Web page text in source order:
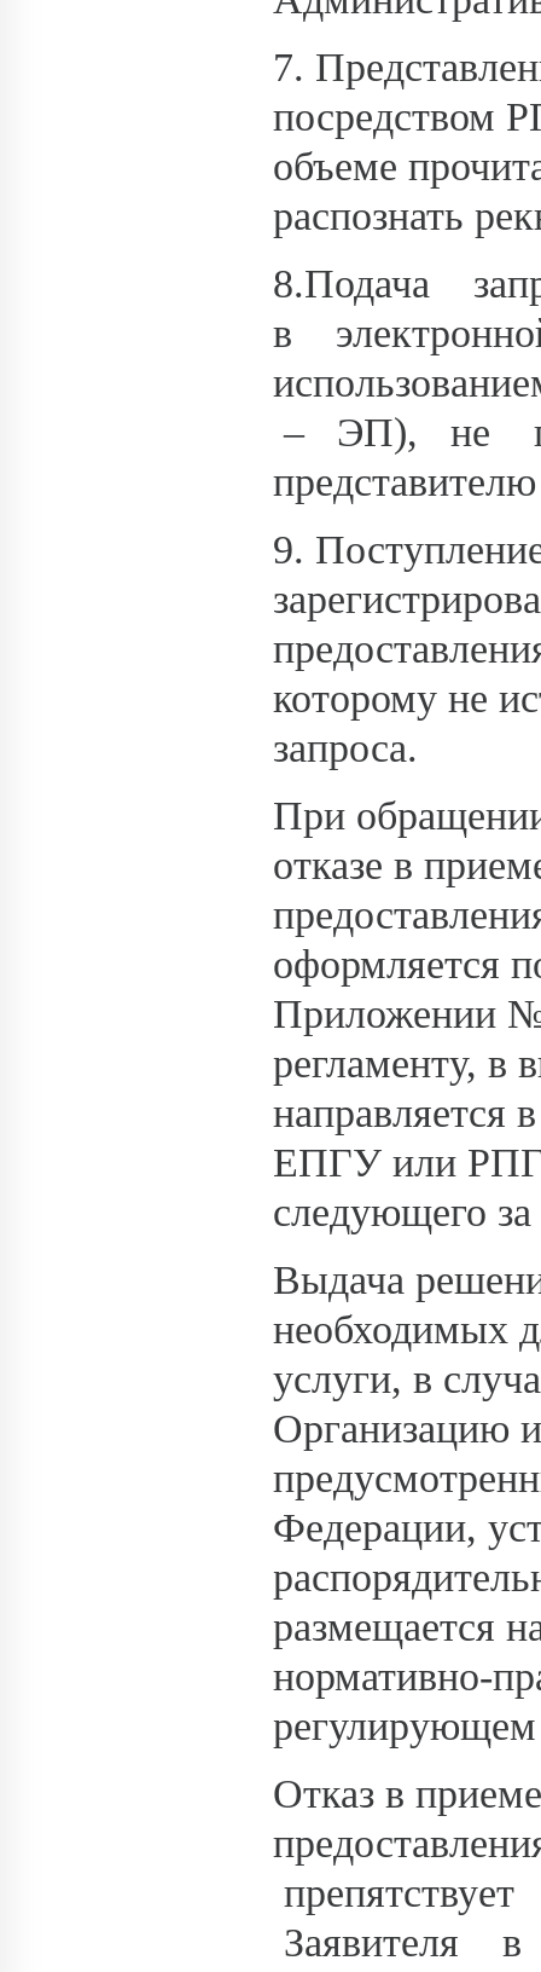
7.
посредством
объеме
распознать
8.Подача
в
– ЭП), не
9.
которому не
запроса.
При
отказе в
оформляется
Приложении
регламенту, в
направляется
ЕПГУ или
следующего
Выдача
необходимых
услуги, в
Организацию
Федерации,
размещается
нормативно-
Отказ в
Заявителя